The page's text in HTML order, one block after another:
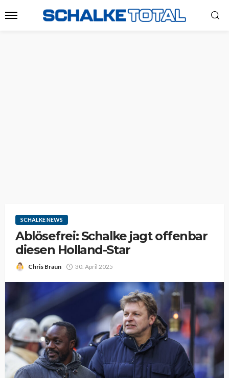
SCHALKE NEWS
Ablösefrei: Schalke jagt offenbar
diesen Holland-Star
Chris Braun 30. April 2025